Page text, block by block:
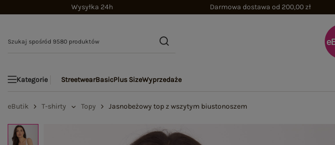
Wysyłka 24h Darmowa dostawa od 200,00 zł
Kategorie StreetwearBasicPlus SizeWyprzedaże
eButik T-shirty Topy Jasnobeżowy top z wszytym biustonoszem